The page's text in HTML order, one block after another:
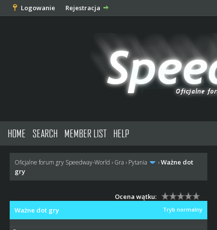
Logowanie Rejestracja
HOME SEARCH MEMBER LIST HELP
Oficjalne forum gry Speedway-World › Gra › Pytania ›Ważne dot
gry
Ocena wątku:
Tryb normalny
Ważne dot gry